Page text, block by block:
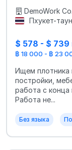
DemoWork
Пхукет-
$ 578 - $ 739
฿ 18 000 - ฿ 23
Ищем плотника
постройки,
работа с
Работа не...
Без языка